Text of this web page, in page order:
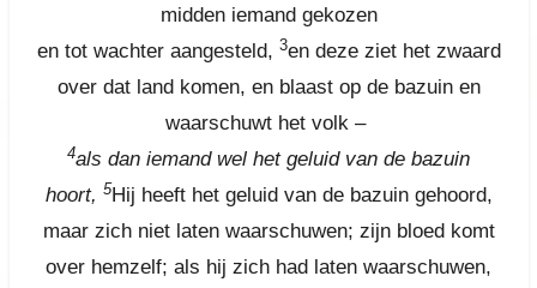
midden iemand gekozen
en tot wachter aangesteld, 3en deze ziet het zwaard
over dat land komen, en blaast op de bazuin en
waarschuwt het volk –
4als dan iemand wel het geluid van de bazuin
hoort, 5Hij heeft het geluid van de bazuin gehoord,
maar zich niet laten waarschuwen; zijn bloed komt
over hemzelf; als hij zich had laten waarschuwen,